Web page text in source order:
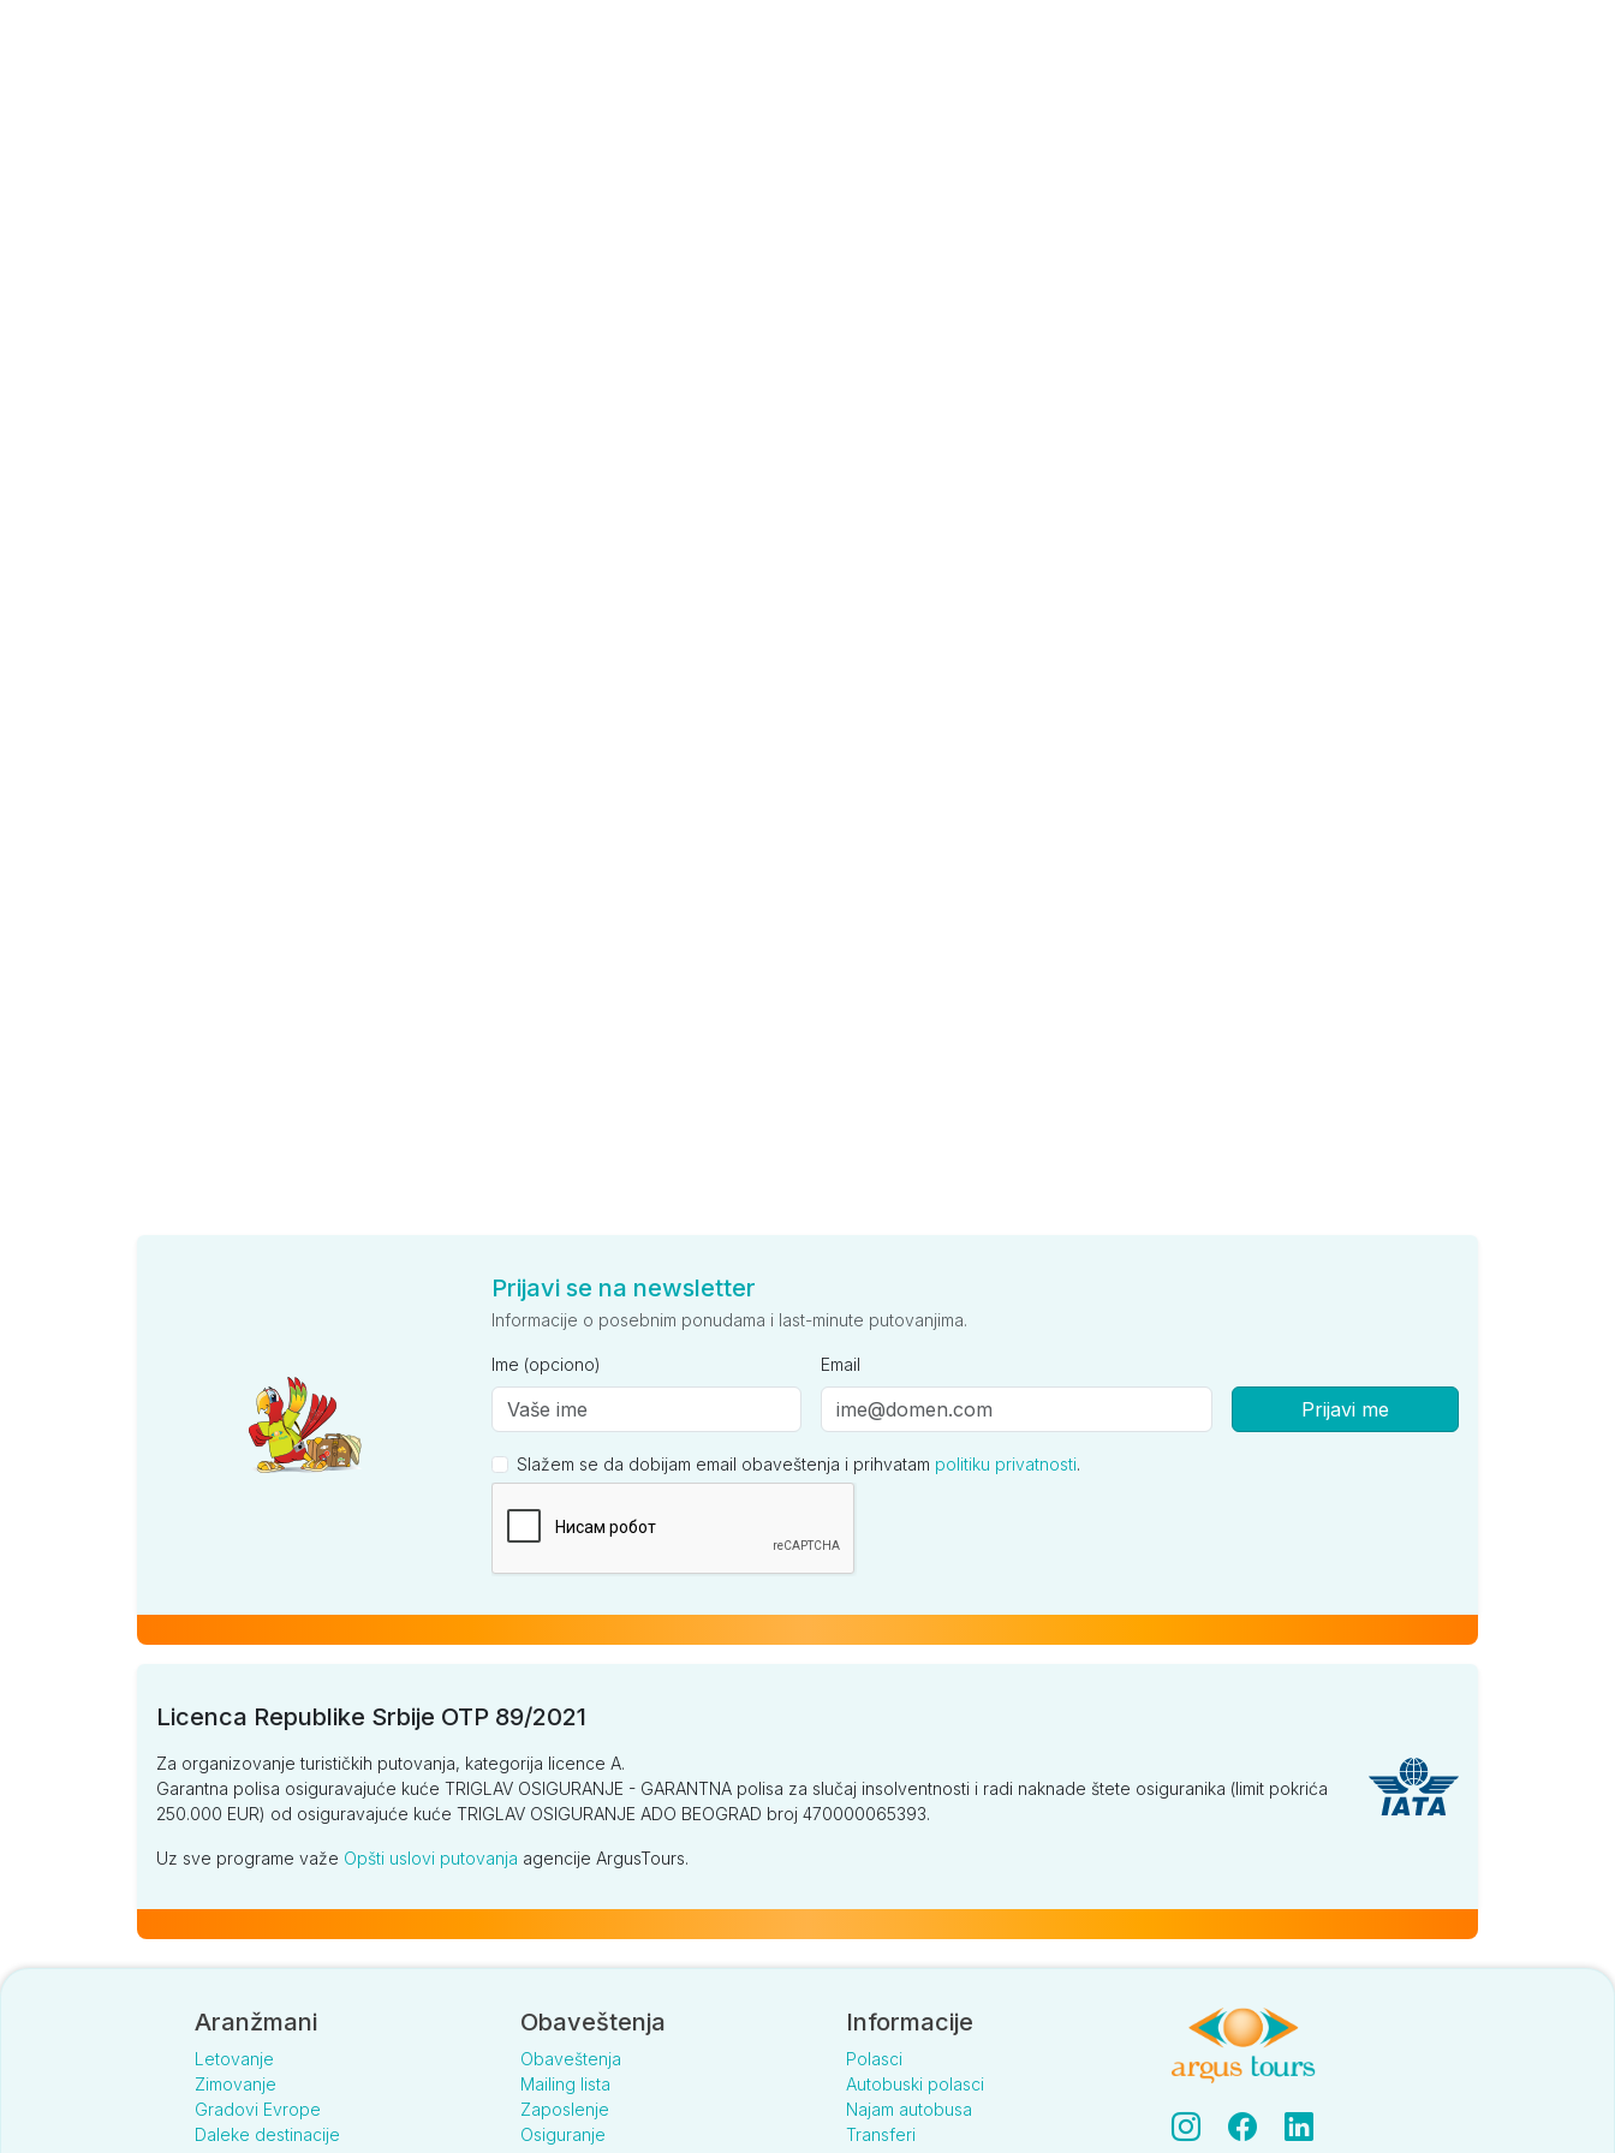
Prijavi se na newsletter
Informacije o posebnim ponudama i last-minute putovanjima.
Ime (opciono) Email
Prijavi me
Slažem se da dobijam email obaveštenja i prihvatam politiku privatnosti.
Licenca Republike Srbije OTP 89/2021
Za organizovanje turističkih putovanja, kategorija licence A.
Garantna polisa osiguravajuće kuće TRIGLAV OSIGURANJE - GARANTNA polisa za slučaj insolventnosti i radi naknade štete osiguranika (limit pokrića
250.000 EUR) od osiguravajuće kuće TRIGLAV OSIGURANJE ADO BEOGRAD broj 470000065393.
Uz sve programe važe Opšti uslovi putovanja agencije ArgusTours.
Aranžmani
Letovanje
Zimovanje
Gradovi Evrope
Daleke destinacije
Obaveštenja
Obaveštenja
Mailing lista
Zaposlenje
Osiguranje
Informacije
Polasci
Autobuski polasci
Najam autobusa
Transferi